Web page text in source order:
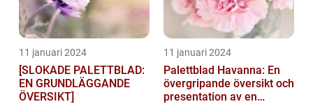
11 januari 2024
[SLOKADE PALETTBLAD:
EN GRUNDLÄGGANDE
ÖVERSIKT]
11 januari 2024
Palettblad Havanna: En
övergripande översikt och
presentation av en